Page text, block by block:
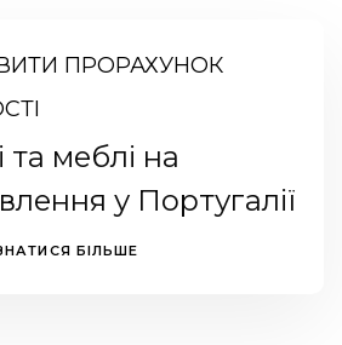
ПРОРАХУНОК
та меблі на
у Португалії
БІЛЬШЕ